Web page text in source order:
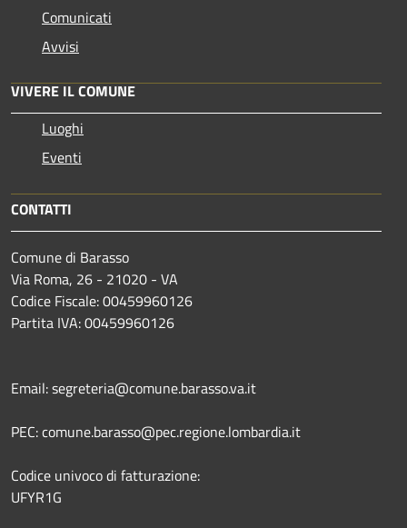
Comunicati
Avvisi
VIVERE IL COMUNE
Luoghi
Eventi
CONTATTI
Comune di Barasso
Via Roma, 26 - 21020 - VA
Codice Fiscale: 00459960126
Partita IVA: 00459960126
Email: segreteria@comune.barasso.va.it
PEC: comune.barasso@pec.regione.lombardia.it
Codice univoco di fatturazione:
UFYR1G